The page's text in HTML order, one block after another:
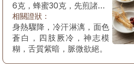
6克，蜂蜜30克，先煎諸葯
2次
相關證狀：
身熱驟降，冷汗淋漓，面色
蒼白，四肢厥冷，神志模
糊，舌質紫暗，脈微欲絕。